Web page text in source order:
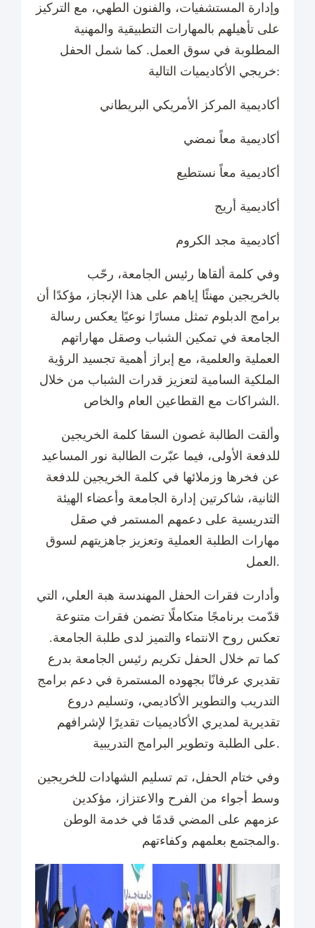
وإدارة المستشفيات، والفنون الطهي، مع التركيز
على تأهيلهم بالمهارات التطبيقية والمهنية
المطلوبة في سوق العمل. كما شمل الحفل
خريجي الأكاديميات التالية:
أكاديمية المركز الأمريكي البريطاني
أكاديمية معاً نمضي
أكاديمية معاً نستطيع
أكاديمية أريج
أكاديمية مجد الكروم
وفي كلمة ألقاها رئيس الجامعة، رحّب
بالخريجين مهنئًا إياهم على هذا الإنجاز، مؤكدًا أن
برامج الدبلوم تمثل مسارًا نوعيًا يعكس رسالة
الجامعة في تمكين الشباب وصقل مهاراتهم
العملية والعلمية، مع إبراز أهمية تجسيد الرؤية
الملكية السامية لتعزيز قدرات الشباب من خلال
الشراكات مع القطاعين العام والخاص.
وألقت الطالبة غصون السقا كلمة الخريجين
للدفعة الأولى، فيما عبّرت الطالبة نور المساعيد
عن فخرها وزملائها في كلمة الخريجين للدفعة
الثانية، شاكرتين إدارة الجامعة وأعضاء الهيئة
التدريسية على دعمهم المستمر في صقل
مهارات الطلبة العملية وتعزيز جاهزيتهم لسوق
العمل.
وأدارت فقرات الحفل المهندسة هبة العلي، التي
قدّمت برنامجًا متكاملًا تضمن فقرات متنوعة
تعكس روح الانتماء والتميز لدى طلبة الجامعة.
كما تم خلال الحفل تكريم رئيس الجامعة بدرع
تقديري عرفانًا بجهوده المستمرة في دعم برامج
التدريب والتطوير الأكاديمي، وتسليم دروع
تقديرية لمديري الأكاديميات تقديرًا لإشرافهم
على الطلبة وتطوير البرامج التدريبية.
وفي ختام الحفل، تم تسليم الشهادات للخريجين
وسط أجواء من الفرح والاعتزاز، مؤكدين
عزمهم على المضي قدمًا في خدمة الوطن
والمجتمع بعلمهم وكفاءتهم.